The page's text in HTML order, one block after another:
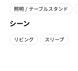
照明 / テーブルスタンド
シーン
リビング スリープ